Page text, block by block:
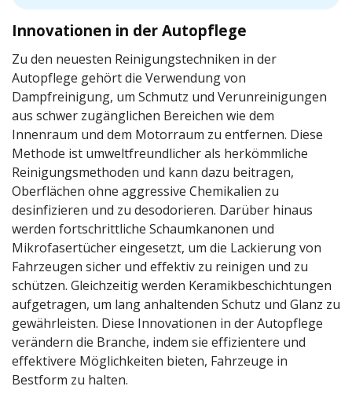
Innovationen in der Autopflege
Zu den neuesten Reinigungstechniken in der
Autopflege gehört die Verwendung von
Dampfreinigung, um Schmutz und Verunreinigungen
aus schwer zugänglichen Bereichen wie dem
Innenraum und dem Motorraum zu entfernen. Diese
Methode ist umweltfreundlicher als herkömmliche
Reinigungsmethoden und kann dazu beitragen,
Oberflächen ohne aggressive Chemikalien zu
desinfizieren und zu desodorieren. Darüber hinaus
werden fortschrittliche Schaumkanonen und
Mikrofasertücher eingesetzt, um die Lackierung von
Fahrzeugen sicher und effektiv zu reinigen und zu
schützen. Gleichzeitig werden Keramikbeschichtungen
aufgetragen, um lang anhaltenden Schutz und Glanz zu
gewährleisten. Diese Innovationen in der Autopflege
verändern die Branche, indem sie effizientere und
effektivere Möglichkeiten bieten, Fahrzeuge in
Bestform zu halten.